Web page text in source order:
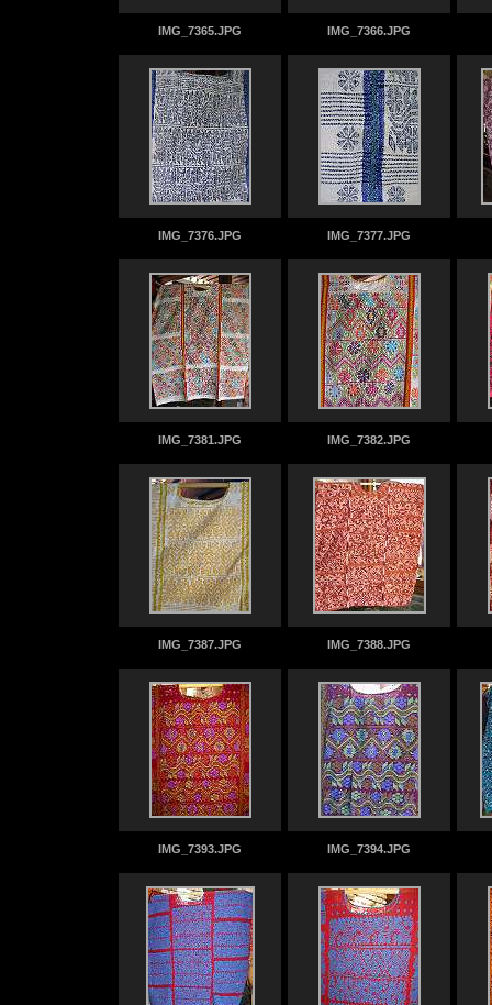
IMG_7365.JPG IMG_7366.JPG
IMG_7376.JPG IMG_7377.JPG
IMG_7381.JPG IMG_7382.JPG
IMG_7387.JPG IMG_7388.JPG
IMG_7393.JPG IMG_7394.JPG